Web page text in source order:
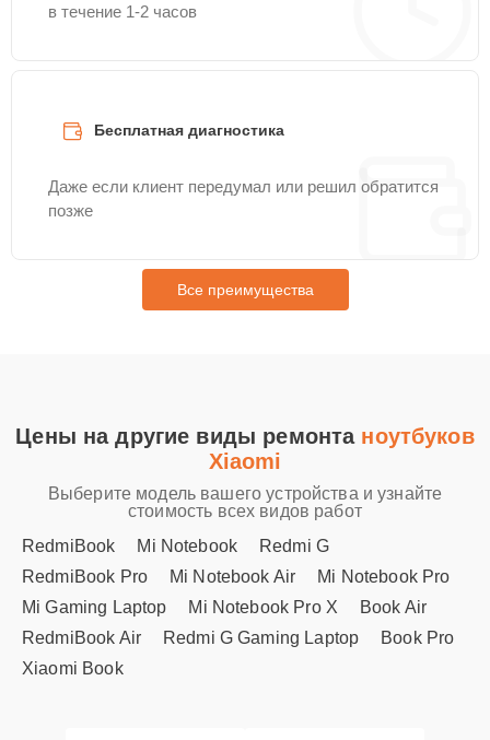
в течение 1-2 часов
Бесплатная диагностика
Даже если клиент передумал или решил обратится
позже
Все преимущества
Цены на другие виды ремонта ноутбуков
Xiaomi
Выберите модель вашего устройства и узнайте
стоимость всех видов работ
RedmiBook
Mi Notebook
Redmi G
RedmiBook Pro
Mi Notebook Air
Mi Notebook Pro
Mi Gaming Laptop
Mi Notebook Pro X
Book Air
RedmiBook Air
Redmi G Gaming Laptop
Book Pro
Xiaomi Book